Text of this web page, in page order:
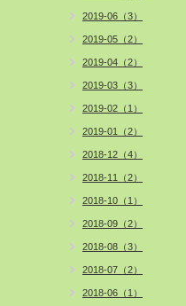
2019-06（3）
2019-05（2）
2019-04（2）
2019-03（3）
2019-02（1）
2019-01（2）
2018-12（4）
2018-11（2）
2018-10（1）
2018-09（2）
2018-08（3）
2018-07（2）
2018-06（1）